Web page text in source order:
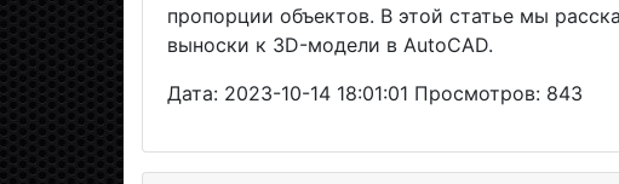
пропорции объектов. В этой статье мы
выноски к 3D-модели в AutoCAD.
Дата: 2023-10-14 18:01:01 Просмотров: 843